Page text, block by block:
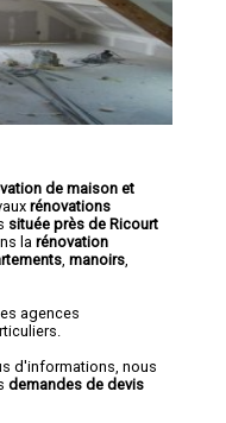
de maison et
rénovations
située près de Ricourt
la rénovation
manoirs
agences
d'informations, nous
demandes de devis